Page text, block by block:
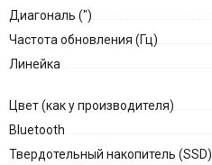
Диагональ (″)
Частота обновления (Гц)
Линейка
Цвет (как у производителя)
Bluetooth
Твердотельный накопитель (SSD)